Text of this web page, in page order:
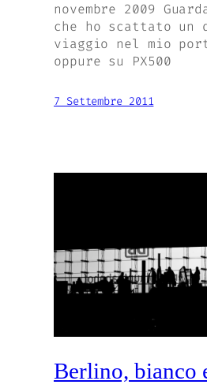
novembre 2009
che ho scattato un
viaggio nel mio
oppure su PX500
7 Settembre 2011
Berlino, bianco